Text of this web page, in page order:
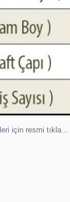
için resmi tıkla...